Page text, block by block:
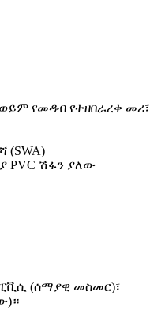
የመዳብ የተዘበራረቀ መሪ፣
(SWA)
PVC ሽፋን ያለው
(ሰማያዊ መስመር)፣